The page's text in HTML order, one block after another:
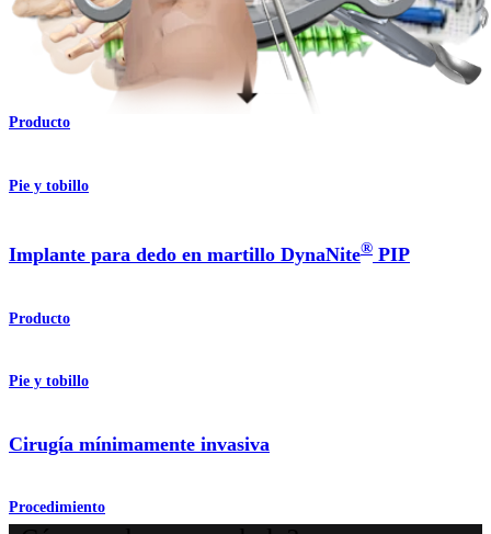
Placas de compresión de nitinol DynaNite®
Producto
Pie y tobillo
Implante para dedo en martillo DynaNite® PIP
Producto
Pie y tobillo
Cirugía mínimamente invasiva
Procedimiento